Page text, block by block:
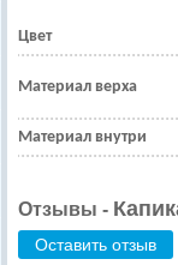
Цвет
Материал верха
Материал внутри
Отзывы -
Оставить отзыв